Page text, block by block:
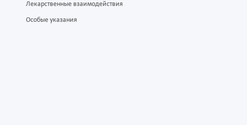
Лекарственные взаимодействия
Особые указания